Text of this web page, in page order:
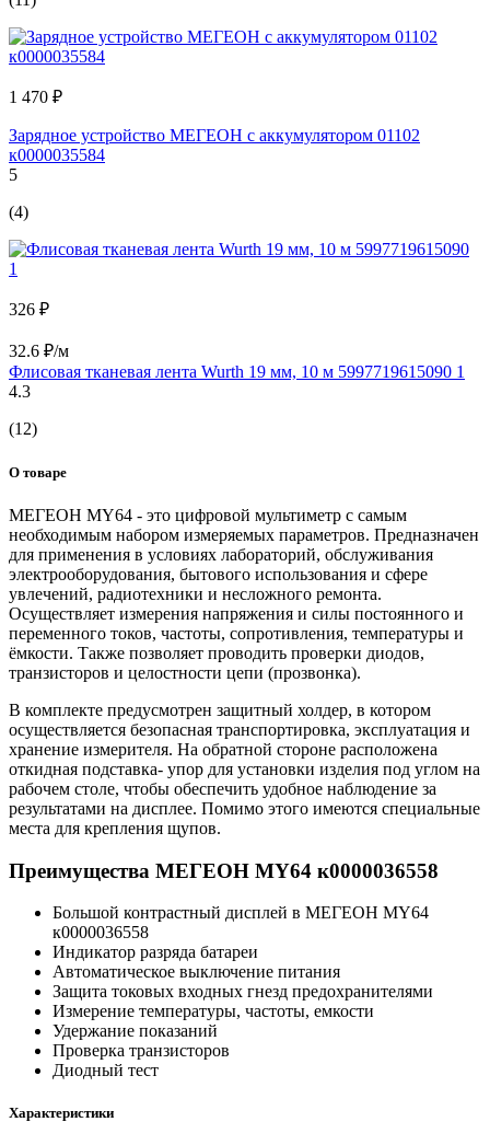
1 470 ₽
Зарядное устройство МЕГЕОН с аккумулятором 01102
к0000035584
5
(4)
326 ₽
32.6 ₽/м
Флисовая тканевая лента Wurth 19 мм, 10 м 5997719615090 1
4.3
(12)
О товаре
МЕГЕОН MY64 - это цифровой мультиметр с самым
необходимым набором измеряемых параметров. Предназначен
для применения в условиях лабораторий, обслуживания
электрооборудования, бытового использования и сфере
увлечений, радиотехники и несложного ремонта.
Осуществляет измерения напряжения и силы постоянного и
переменного токов, частоты, сопротивления, температуры и
ёмкости. Также позволяет проводить проверки диодов,
транзисторов и целостности цепи (прозвонка).
В комплекте предусмотрен защитный холдер, в котором
осуществляется безопасная транспортировка, эксплуатация и
хранение измерителя. На обратной стороне расположена
откидная подставка- упор для установки изделия под углом на
рабочем столе, чтобы обеспечить удобное наблюдение за
результатами на дисплее. Помимо этого имеются специальные
места для крепления щупов.
Преимущества МЕГЕОН MY64 к0000036558
Большой контрастный дисплей в МЕГЕОН MY64
к0000036558
Индикатор разряда батареи
Автоматическое выключение питания
Защита токовых входных гнезд предохранителями
Измерение температуры, частоты, емкости
Удержание показаний
Проверка транзисторов
Диодный тест
Характеристики